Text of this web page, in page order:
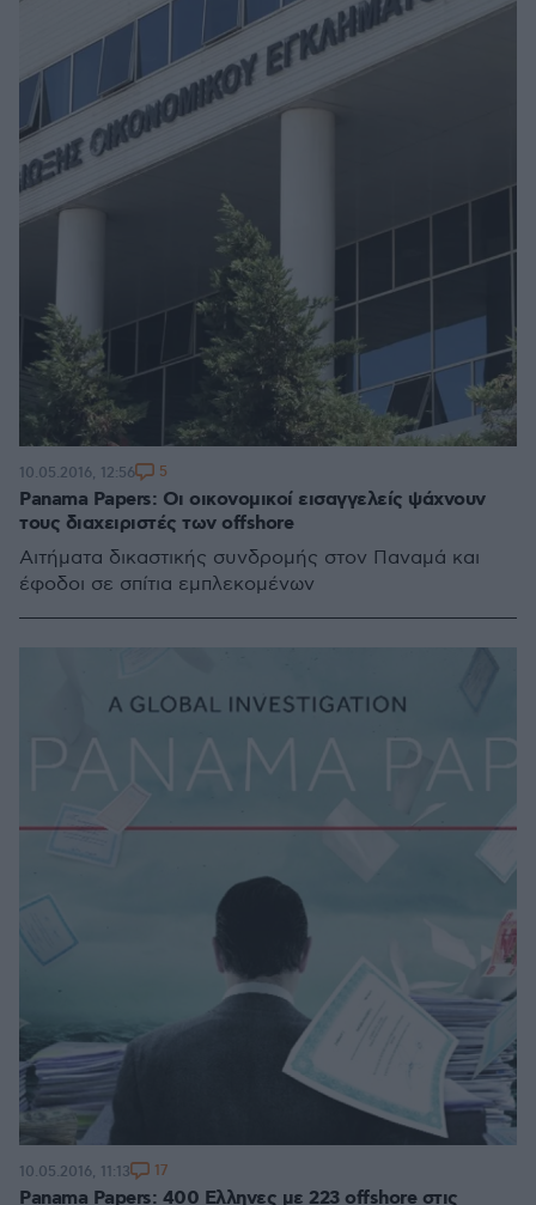
Panama Papers: Οι οικονομικοί εισαγγελείς ψάχνουν
τους διαχειριστές των offshore
Αιτήματα δικαστικής συνδρομής στον Παναμά και
έφοδοι σε σπίτια εμπλεκομένων
10.05.2016, 12:56 5
Panama Papers: 400 Ελληνες με 223 offshore στις
10.05.2016, 11:13 17